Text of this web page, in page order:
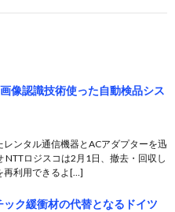
像認識技術使った自動検品シス
レンタル通信機器とACアダプターを迅
NTTロジスコは2月1日、撤去・回収し
再利用できるよ[…]
ク緩衝材の代替となるドイツ